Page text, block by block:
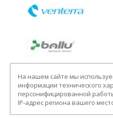
На нашем сайте мы
информации технического
персонифицированной
IP-адрес региона вашего